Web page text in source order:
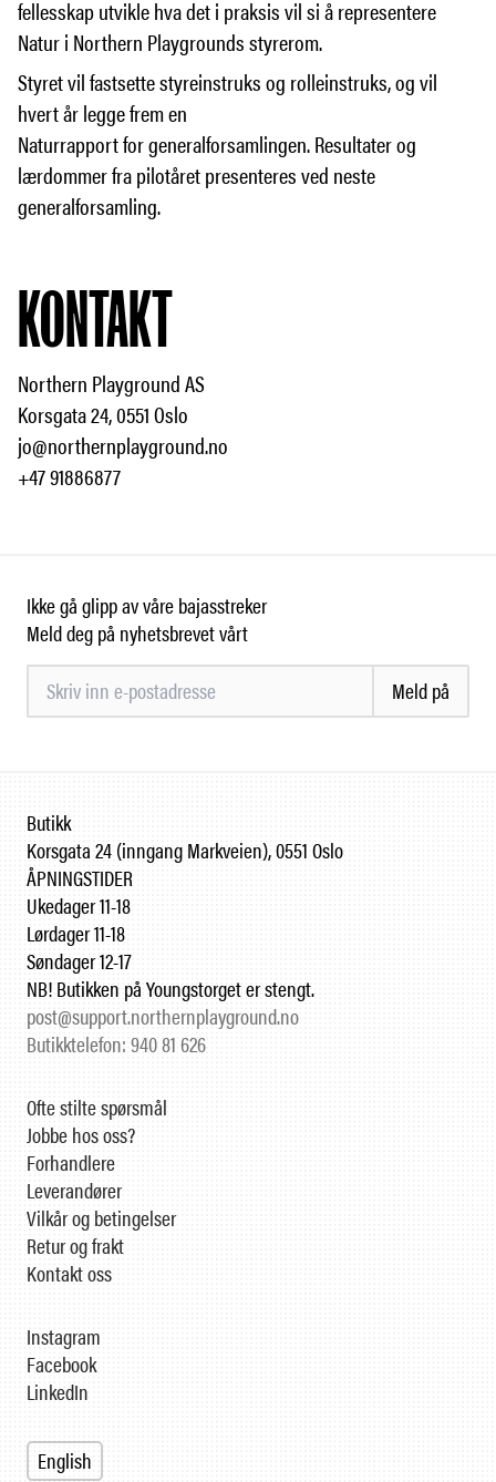
fellesskap utvikle hva det i praksis vil si å representere
Natur i Northern Playgrounds styrerom.
Styret vil fastsette styreinstruks og rolleinstruks, og vil
hvert år legge frem en
Naturrapport for generalforsamlingen. Resultater og
lærdommer fra pilotåret presenteres ved neste
generalforsamling.
KONTAKT
Northern Playground AS
Korsgata 24, 0551 Oslo
jo@northernplayground.no
+47 91886877
Ikke gå glipp av våre bajasstreker
Meld deg på nyhetsbrevet vårt
Meld på
Butikk
Korsgata 24 (inngang Markveien), 0551 Oslo
ÅPNINGSTIDER
Ukedager 11-18
Lørdager 11-18
Søndager 12-17
NB! Butikken på Youngstorget er stengt.
post@support.northernplayground.no
Butikktelefon: 940 81 626
Ofte stilte spørsmål
Jobbe hos oss?
Forhandlere
Leverandører
Vilkår og betingelser
Retur og frakt
Kontakt oss
Instagram
Facebook
LinkedIn
English